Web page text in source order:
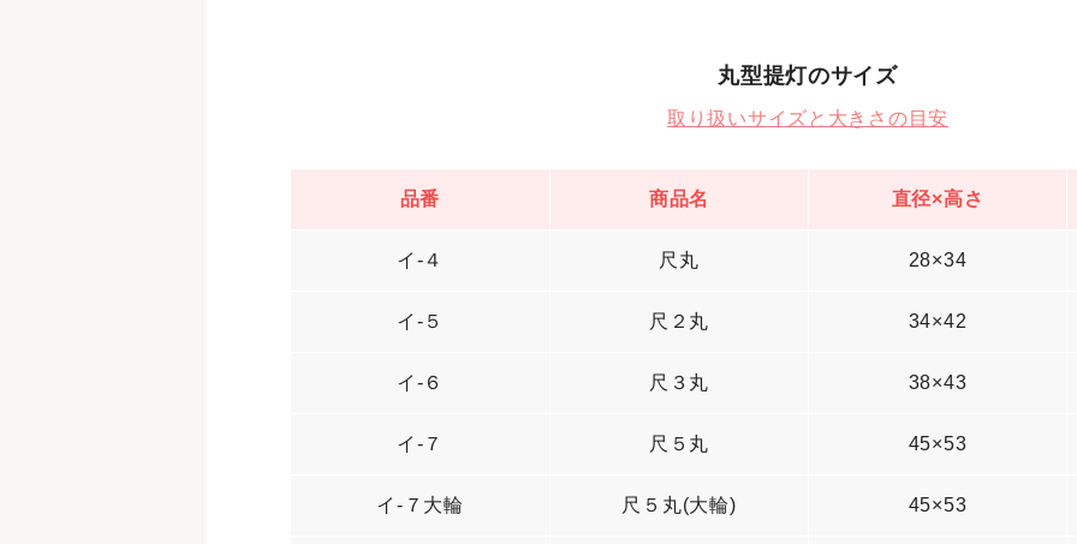
丸型提灯のサイズ
取り扱いサイズと大きさの目安
品番 商品名 直径×高さ
イ-４ 尺丸 28×34
イ-５ 尺２丸 34×42
イ-６ 尺３丸 38×43
イ-７ 尺５丸 45×53
イ-７大輪 尺５丸(大輪) 45×53